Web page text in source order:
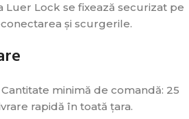
Luer Lock se fixează securizat pe
și scurgerile.
minimă de comandă: 25
rapidă în toată țara.